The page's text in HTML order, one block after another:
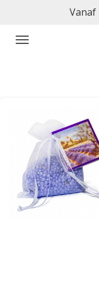
naar
Vanaf